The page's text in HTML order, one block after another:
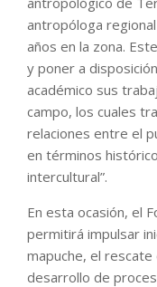
antropóloga
años en la zona.
y poner a
académico sus
campo, los cuales
relaciones entre el
en términos
intercultural”.
En esta ocasión, el
permitirá impulsar
mapuche, el
desarrollo de